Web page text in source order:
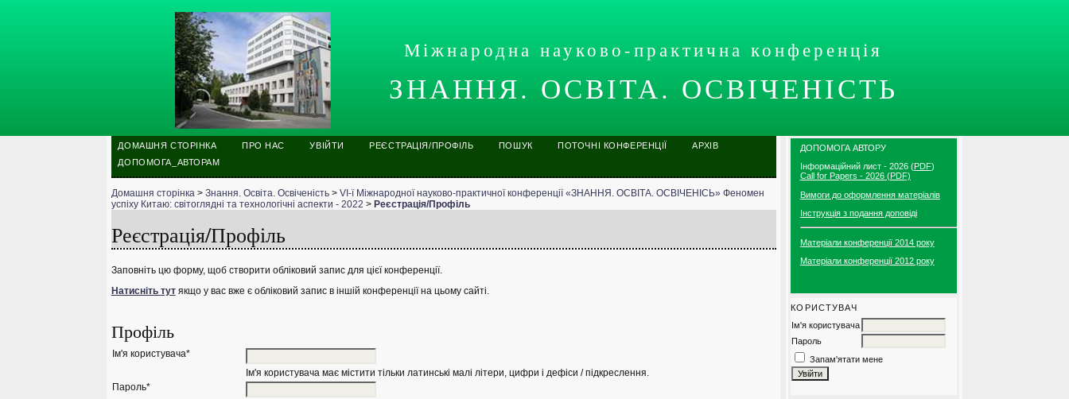
Міжнародна науково-практична конференція
ЗНАННЯ. ОСВІТА. ОСВІЧЕНІСТЬ
ДОПОМОГА АВТОРУ
Інформаційний лист - 2026 (PDF)
Call for Papers - 2026 (PDF)
Вимоги до оформлення матеріалів
Iнструкція з подання доповіді
Матеріали конференції 2014 року
Матеріали конференції 2012 року
КОРИСТУВАЧ
Ім'я користувача
Пароль
Запам'ятати мене
ДОМАШНЯ СТОРІНКА ПРО НАС УВІЙТИ РЕЄСТРАЦІЯ/ПРОФІЛЬ ПОШУК ПОТОЧНІ КОНФЕРЕНЦІЇ
АРХІВ
ДОПОМОГА_АВТОРАМ
Домашня сторінка> Знання. Освіта. Освіченість> VІ-ї Міжнародної науково-практичної конференції «ЗНАННЯ. ОСВІТА. ОСВІЧЕНІСЬ» Феномен
успіху Китаю: світоглядні та технологічні аспекти - 2022 > Реєстрація/Профіль
Реєстрація/Профіль
Заповніть цю форму, щоб створити обліковий запис для цієї конференції.
Натисніть тутякщо у вас вже є обліковий запис в іншій конференції на цьому сайті.
Профіль
Ім'я користувача*
Ім'я користувача має містити тільки латинські малі літери, цифри і дефіси / підкреслення.
Пароль*